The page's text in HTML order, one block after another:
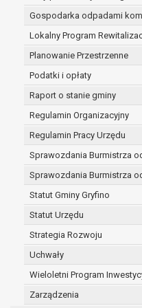
Gospodarka odpadami
Lokalny Program
Planowanie Przestrzenne
Podatki i opłaty
Raport o stanie gminy
Regulamin Organizacyjny
Regulamin Pracy Urzędu
Sprawozdania Burmistrza
Sprawozdania Burmistrza
Statut Gminy Gryfino
Statut Urzędu
Strategia Rozwoju
Uchwały
Wieloletni Program
Zarządzenia
w ramach
w
wyłącznie
zakresie i
W związku z
dane osobowe
odbiorcom lub
Odbiorcami mogą
podmioty,
powierzenia
podmioty
podstawie
Pani/Pana dane
niezbędny do
z terminami
powszechnie
W przypadku, gdy
zgody osoby, której